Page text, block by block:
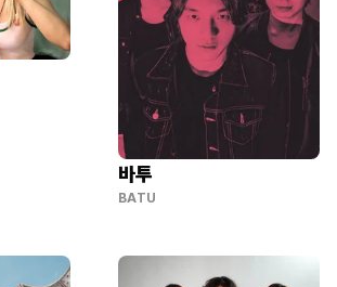
바투
BATU